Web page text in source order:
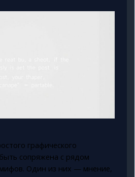
графического
сопряжена с рядом
Один из них — мнение,